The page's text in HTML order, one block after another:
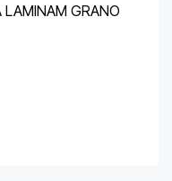
LAMINAM GRANO